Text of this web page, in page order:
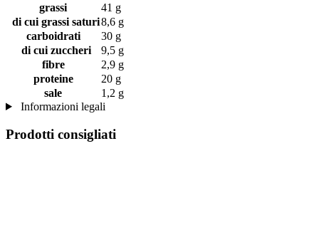
grassi
41 g
di cui grassi saturi8,6 g
carboidrati
30 g
di cui zuccheri
9,5 g
fibre
2,9 g
proteine
20 g
sale
1,2 g
Informazioni legali
Prodotti consigliati